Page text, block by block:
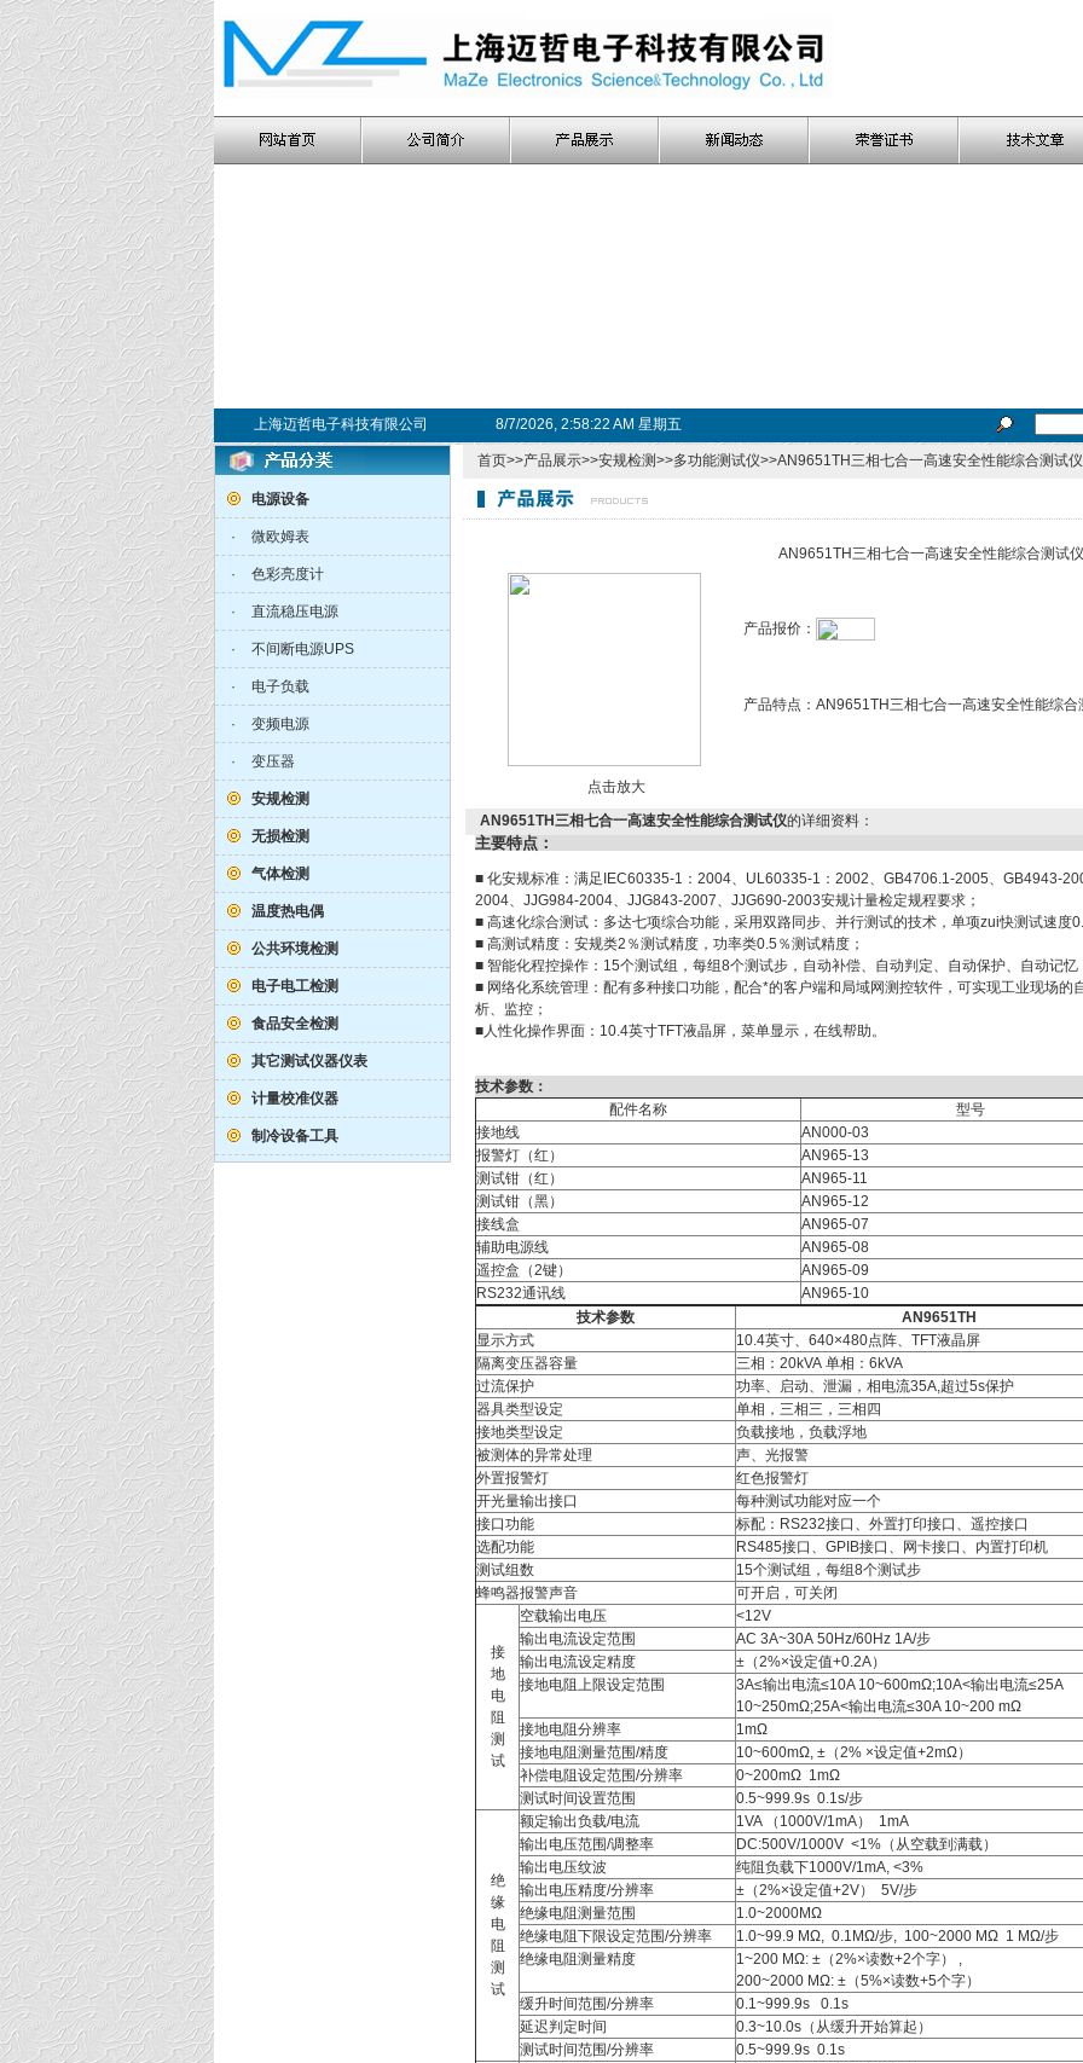
上海迈哲电子科技有限公司 8/7/2026, 2:58:23 AM 星期五
电源设备
· 微欧姆表
· 色彩亮度计
· 直流稳压电源
· 不间断电源UPS
· 电子负载
· 变频电源
· 变压器
安规检测
无损检测
气体检测
温度热电偶
公共环境检测
电子电工检测
食品安全检测
其它测试仪器仪表
计量校准仪器
制冷设备工具
首页>>产品展示>>安规检测>>多功能测试仪>>AN9651TH三相七合一高速安全性能综合测试仪
AN9651TH三相七合一高速安全性能综合测试仪
点击放大
产品报价：
产品特点： AN9651TH三相七合一高速安全性能综合
AN9651TH三相七合一高速安全性能综合测试仪的详细资料：
主要特点：
■ 化安规标准：满足IEC60335-1：2004、UL60335-1：2002、GB4706.1-2005、GB4943-
2004、JJG984-2004、JJG843-2007、JJG690-2003安规计量检定规程要求；
■ 高速化综合测试：多达七项综合功能，采用双路同步、并行测试的技术，单项zui快测试速度
■ 高测试精度：安规类2％测试精度，功率类0.5％测试精度；
■ 智能化程控操作：15个测试组，每组8个测试步，自动补偿、自动判定、自动保护、自动记忆
■ 网络化系统管理：配有多种接口功能，配合*的客户端和局域网测控软件，可实现工业现场的
析、监控；
■人性化操作界面：10.4英寸TFT液晶屏，菜单显示，在线帮助。
技术参数：
配件名称
型号
接地线
AN000-03
报警灯（红）
AN965-13
测试钳（红）
AN965-11
测试钳（黑）
AN965-12
接线盒
AN965-07
辅助电源线
AN965-08
遥控盒（2键）
AN965-09
RS232通讯线
AN965-10
技术参数
AN9651TH
显示方式
10.4英寸、640×480点阵、TFT液晶屏
隔离变压器容量
三相：20kVA 单相：6kVA
过流保护
功率、启动、泄漏，相电流35A,超过5s保护
器具类型设定
单相，三相三，三相四
接地类型设定
负载接地，负载浮地
被测体的异常处理
声、光报警
外置报警灯
红色报警灯
开光量输出接口
每种测试功能对应一个
接口功能
标配：RS232接口、外置打印接口、遥控接口
选配功能
RS485接口、GPIB接口、网卡接口、内置打印机
测试组数
15个测试组，每组8个测试步
蜂鸣器报警声音
可开启，可关闭
接
地
电
阻
测
试
空载输出电压
<12V
输出电流设定范围
AC 3A~30A 50Hz/60Hz 1A/步
输出电流设定精度
±（2%×设定值+0.2A）
接地电阻上限设定范围
3A≤输出电流≤10A 10~600mΩ;10A<输出电流≤25A
10~250mΩ;25A<输出电流≤30A 10~200 mΩ
接地电阻分辨率
1mΩ
接地电阻测量范围/精度
10~600mΩ, ±（2% ×设定值+2mΩ）
补偿电阻设定范围/分辨率
0~200mΩ 1mΩ
测试时间设置范围
0.5~999.9s 0.1s/步
绝
缘
电
阻
测
试
额定输出负载/电流
1VA （1000V/1mA） 1mA
输出电压范围/调整率
DC:500V/1000V <1%（从空载到满载）
输出电压纹波
纯阻负载下1000V/1mA, <3%
输出电压精度/分辨率
±（2%×设定值+2V） 5V/步
绝缘电阻测量范围
1.0~2000MΩ
绝缘电阻下限设定范围/分辨率
1.0~99.9 MΩ, 0.1MΩ/步, 100~2000 MΩ 1 MΩ/步
绝缘电阻测量精度
1~200 MΩ: ±（2%×读数+2个字） ,
200~2000 MΩ: ±（5%×读数+5个字）
缓升时间范围/分辨率
0.1~999.9s 0.1s
延迟判定时间
0.3~10.0s（从缓升开始算起）
测试时间范围/分辨率
0.5~999.9s 0.1s